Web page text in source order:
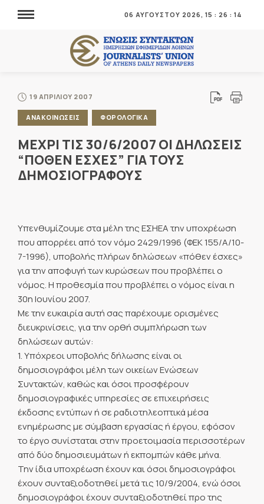
06 ΑΥΓΟΥΣΤΟΥ 2026, 15 : 26 : 14
19 ΑΠΡΙΛΙΟΥ 2007
ΑΝΑΚΟΙΝΩΣΕΙΣ ΦΟΡΟΛΟΓΙΚΑ
ΜΕΧΡΙ ΤΙΣ 30/6/2007 ΟΙ ΔΗΛΩΣΕΙΣ
“ΠΟΘΕΝ ΕΣΧΕΣ” ΓΙΑ ΤΟΥΣ
ΔΗΜΟΣΙΟΓΡΑΦΟΥΣ
Υπενθυμίζουμε στα μέλη της ΕΣΗΕΑ την υποχρέωση
που απορρέει από τον νόμο 2429/1996 (ΦΕΚ 155/Α/10-
7-1996), υποβολής πλήρων δηλώσεων «πόθεν έσχες»
για την αποφυγή των κυρώσεων που προβλέπει ο
νόμος. Η προθεσμία που προβλέπει ο νόμος είναι η
30η Ιουνίου 2007.
Με την ευκαιρία αυτή σας παρέχουμε ορισμένες
διευκρινίσεις, για την ορθή συμπλήρωση των
δηλώσεων αυτών:
1. Υπόχρεοι υποβολής δήλωσης είναι οι
δημοσιογράφοι μέλη των οικείων Ενώσεων
Συντακτών, καθώς και όσοι προσφέρουν
δημοσιογραφικές υπηρεσίες σε επιχειρήσεις
έκδοσης εντύπων ή σε ραδιοτηλεοπτικά μέσα
ενημέρωσης με σύμβαση εργασίας ή έργου, εφόσον
το έργο συνίσταται στην προετοιμασία περισσοτέρων
από δύο δημοσιευμάτων ή εκπομπών κάθε μήνα.
Την ίδια υποχρέωση έχουν και όσοι δημοσιογράφοι
έχουν συνταξιοδοτηθεί μετά τις 10/9/2004, ενώ όσοι
δημοσιογράφοι έχουν συνταξιοδοτηθεί προ της